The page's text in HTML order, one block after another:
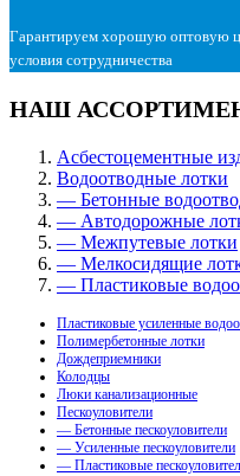
Гарантируем хорошую оптовую
условия сотрудничества
НАШ
Асбестоцементные
Водоотводные лотки
— Бетонные
— Автодорожные
— Межпутевые лотки
— Мелкосидящие
— Пластиковые
Пластиковые усиленные
Полимербетонные лотки
Дождеприемники
Колодцы
Люки канализационные
Пескоуловители
— Бетонные пескоуловители
— Усиленные пескоуловители
— Пластиковые